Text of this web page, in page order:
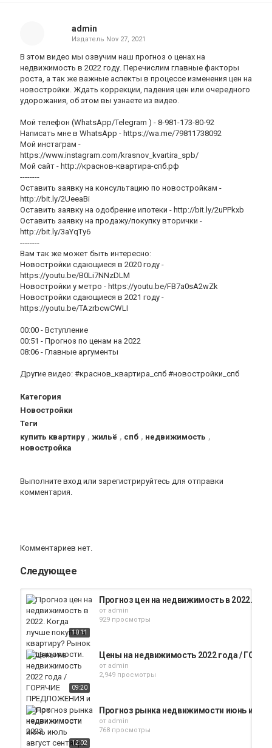
admin
Издатель Nov 27, 2021
В этом видео мы озвучим наш прогноз о ценах на
недвижимость в 2022 году. Перечислим главные факторы
роста, а так же важные аспекты в процессе изменения цен на
новостройки. Ждать коррекции, падения цен или очередного
удорожания, об этом вы узнаете из видео.
Мой телефон (WhatsApp/Telegram ) - 8-981-173-80-92
Написать мне в WhatsApp - https://wa.me/79811738092
Мой инстаграм -
https://www.instagram.com/krasnov_kvartira_spb/
Мой сайт - http://краснов-квартира-спб.рф
--------
Оставить заявку на консультацию по новостройкам -
http://bit.ly/2UeeaBi
Оставить заявку на одобрение ипотеки - http://bit.ly/2uPPkxb
Оставить заявку на продажу/покупку вторички -
http://bit.ly/3aYqTy6
--------
Вам так же может быть интересно:
Новостройки сдающиеся в 2020 году -
https://youtu.be/B0Li7NNzDLM
Новостройки у метро - https://youtu.be/FB7a0sA2wZk
Новостройки сдающиеся в 2021 году -
https://youtu.be/TAzrbcwCWLI
00:00 - Вступление
00:51 - Прогноз по ценам на 2022
08:06 - Главные аргументы
Другие видео: #краснов_квартира_спб #новостройки_спб
Категория
Новостройки
Теги
купить квартиру , жильё , спб , недвижимость ,
новостройка
Выполните вход или зарегистрируйтесь для отправки
комментария.
Комментариев нет.
Следующее
10:11
Прогноз цен на недвижимость в 2022.
от admin
929 просмотры
09:20
Цены на недвижимость 2022 года /
от admin
2,949 просмотры
12:02
Прогноз рынка недвижимости июнь июль
от admin
768 просмотры